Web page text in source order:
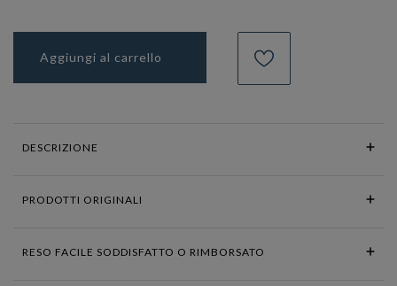
Aggiungi al carrello
DESCRIZIONE
PRODOTTI ORIGINALI
RESO FACILE SODDISFATTO O RIMBORSATO